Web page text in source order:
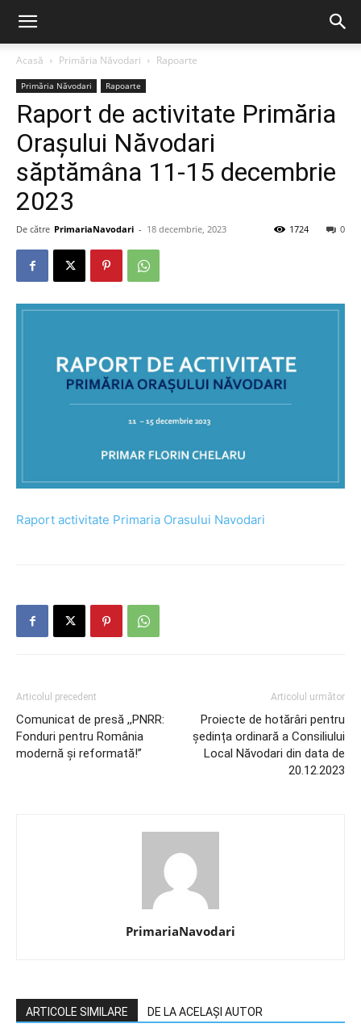
Acasă Primăria Năvodari Rapoarte
Primăria Năvodari Rapoarte
Raport de activitate Primăria
Orașului Năvodari
săptămâna 11-15 decembrie
2023
De către PrimariaNavodari - 18 decembrie, 2023 0
1724
Raport activitate Primaria Orasului Navodari
Articolul precedent
Comunicat de presă ,,PNRR:
Fonduri pentru România
modernă și reformată!”
Articolul următor
Proiecte de hotărâri pentru
ședința ordinară a Consiliului
Local Năvodari din data de
20.12.2023
PrimariaNavodari
ARTICOLE SIMILARE DE LA ACELAȘI AUTOR